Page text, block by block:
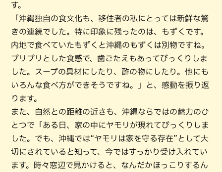
す。
「沖縄独自の食文化も、移住者の私にとっては新鮮な驚
きの連続でした。特に印象に残ったのは、もずくです。
内地で食べていたもずくと沖縄のもずくは別物ですね。
プリプリとした食感で、歯ごたえもあってびっくりしま
した。スープの具材にしたり、酢の物にしたり。他にも
いろんな食べ方ができそうですね。」と、感動を振り返
ります。
また、自然との距離の近さも、沖縄ならではの魅力のひ
とつで「ある日、家の中にヤモリが現れてびっくりしま
した。でも、沖縄では“ヤモリは家を守る存在”として大
切にされていると知って、今ではすっかり受け入れてい
ます。時々窓辺で見かけると、なんだかほっこりするん